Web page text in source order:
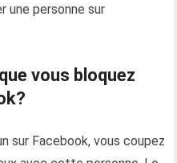
une personne sur
vous bloquez
sur Facebook, vous coupez